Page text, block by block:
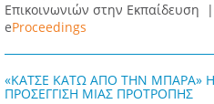
Επικοινωνιών στην Εκπαίδευση |
eProceedings
«ΚΑΤΣΕ ΚΑΤΩ ΑΠΟ ΤΗΝ ΜΠΑΡΑ»
ΠΡΟΣΕΓΓΙΣΗ ΜΙΑΣ ΠΡΟΤΡΟΠΗΣ